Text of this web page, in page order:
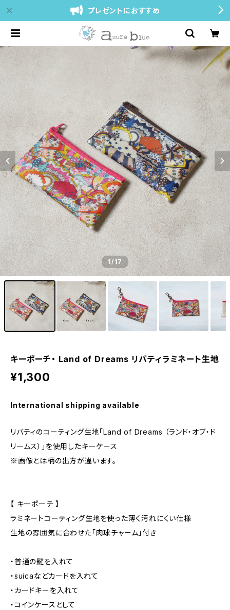
プレゼントにおすすめ
1/17
キーポーチ・ Land of Dreams リバティラミネート生地
¥1,300
International shipping available
リバティのコーティング生地「Land of Dreams （ランド・オブ・ド
リームス）」を使用したキーケース
※画像とは柄の出方が違います。
【 キーポーチ 】
ラミネートコーティング生地を使った薄く汚れにくい仕様
生地の雰囲気に合わせた「肉球チャーム」付き
・普通の鍵を入れて
・suicaなどカードを入れて
・カードキーを入れて
・コインケースとして